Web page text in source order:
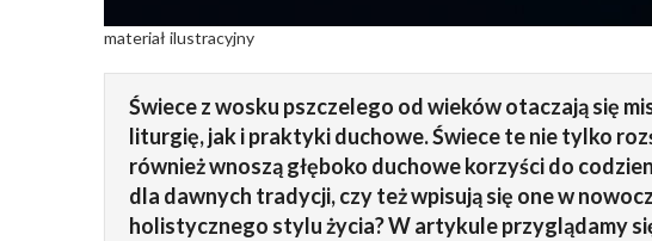
materiał ilustracyjny
Świece z wosku pszczelego od wieków otaczają się
liturgię, jak i praktyki duchowe. Świece te nie tylko
również wnoszą głęboko duchowe korzyści do
dla dawnych tradycji, czy też wpisują się one w
holistycznego stylu życia? W artykule przyglądamy